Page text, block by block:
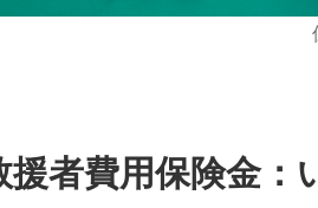
援者費用保険金：